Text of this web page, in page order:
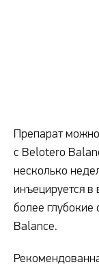
Препарат
с Belotero
несколько
инъецируется в
более
Balance.